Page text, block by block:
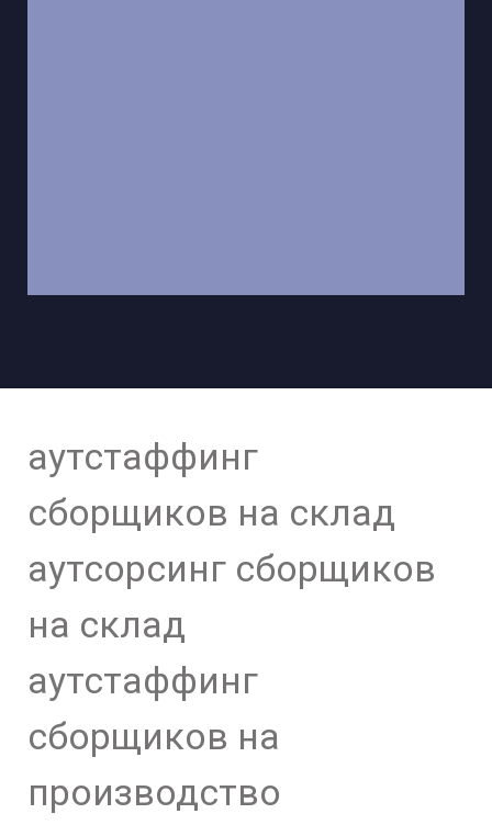
аутстаффинг
сборщиков на склад
аутсорсинг сборщиков
на склад
аутстаффинг
сборщиков на
производство